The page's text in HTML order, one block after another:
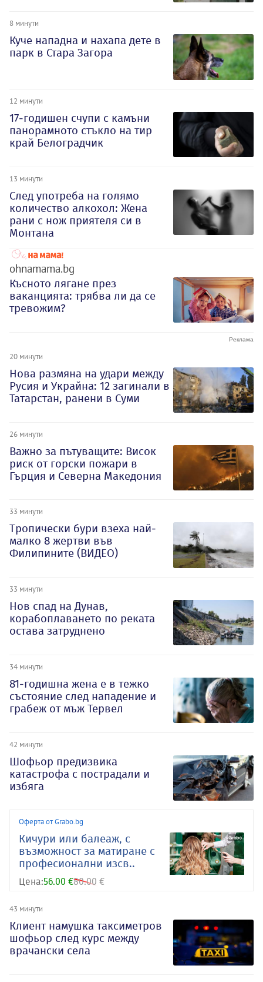
8 минути
Куче нападна и нахапа дете в
парк в Стара Загора
12 минути
17-годишен счупи с камъни
панорамното стъкло на тир
край Белоградчик
13 минути
След употреба на голямо
количество алкохол: Жена
рани с нож приятеля си в
Монтана
ohnamama.bg
Късното лягане през
ваканцията: трябва ли да се
тревожим?
20 минути
Нова размяна на удари между
Русия и Украйна: 12 загинали в
Татарстан, ранени в Суми
26 минути
Важно за пътуващите: Висок
риск от горски пожари в
Гърция и Северна Македония
33 минути
Тропически бури взеха най-
малко 8 жертви във
Филипините (ВИДЕО)
33 минути
Нов спад на Дунав,
корабоплаването по реката
остава затруднено
34 минути
81-годишна жена е в тежко
състояние след нападение и
грабеж от мъж Тервел
42 минути
Шофьор предизвика
катастрофа с пострадали и
избяга
Оферта от Grabo.bg
Кичури или балеаж, с
възможност за матиране с
професионални изсв..
Цена:56.00 €80.00 €
43 минути
Клиент намушка таксиметров
шофьор след курс между
врачански села